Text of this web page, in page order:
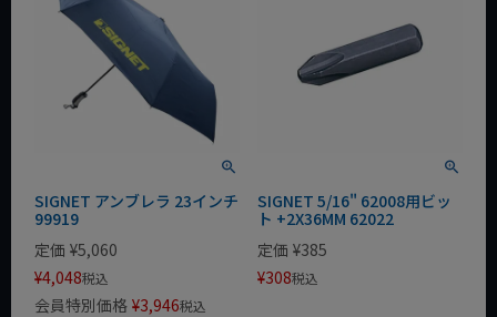
SIGNET アンブレラ 23インチ
99919
定価 ¥5,060
¥4,048税込
会員特別価格 ¥3,946税込
SIGNET 5/16" 62008用ビッ
ト +2X36MM 62022
定価 ¥385
¥308税込